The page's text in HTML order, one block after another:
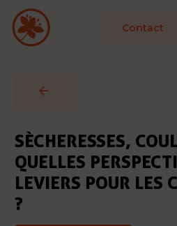
Contact
SÈCHERESSES,
QUELLES
LEVIERS POUR LES
?